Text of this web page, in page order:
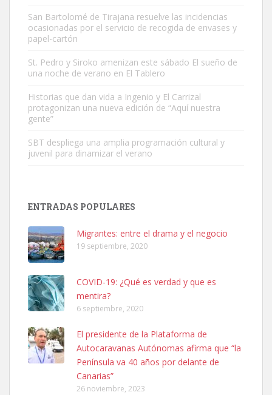
Gato manso encontrado
Este gato macho ha aparecido en la calle hace menos de un mes,
es muy manso y extremadamente cari...
Leales.org » Gran Canaria
SHIBA PERDIDO AVDA JOSE MESA Y LOPEZ
PERRO MACHO RAZA SHIBA CON MICROCHIP PERDIDO HOY
06/07/2025 ZONA MESA Y LOPEZ. ES MUY ASUSTADIZO
Leales.org » Gran Canaria
6.7.2025
San Bartolomé de Tirajana resuelve las incidencias
ocasionadas por el servicio de recogida de envases y
papel-cartón
St. Pedro y Siroko amenizan este sábado El sueño de
una noche de verano en El Tablero
Historias que dan vida a Ingenio y El Carrizal
protagonizan una nueva edición de “Aquí nuestra
gente”
SBT despliega una amplia programación cultural y
juvenil para dinamizar el verano
ENTRADAS POPULARES
Migrantes: entre el drama y el negocio
19 septiembre, 2020
COVID-19: ¿Qué es verdad y que es
mentira?
6 septiembre, 2020
El presidente de la Plataforma de
Autocaravanas Autónomas afirma que “la
Península va 40 años por delante de
Canarias”
26 noviembre, 2023